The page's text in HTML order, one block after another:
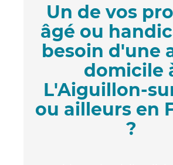
Un de vos
âgé ou
besoin d'une
domicile
L'Aiguillon-
ou ailleurs en
?